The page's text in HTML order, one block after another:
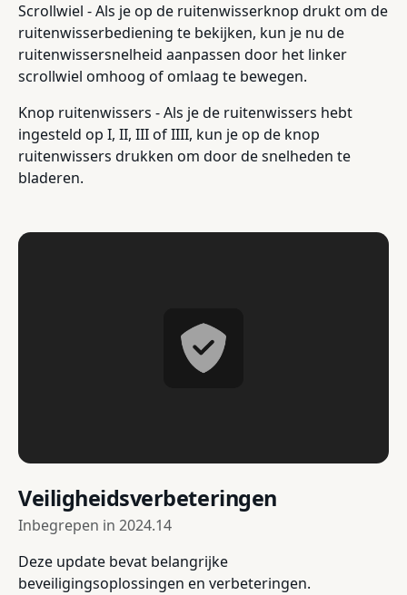
Scrollwiel - Als je op de ruitenwisserknop drukt om de
ruitenwisserbediening te bekijken, kun je nu de
ruitenwissersnelheid aanpassen door het linker
scrollwiel omhoog of omlaag te bewegen.
Knop ruitenwissers - Als je de ruitenwissers hebt
ingesteld op I, II, III of IIII, kun je op de knop
ruitenwissers drukken om door de snelheden te
bladeren.
Veiligheidsverbeteringen
Inbegrepen in 2024.14
Deze update bevat belangrijke
beveiligingsoplossingen en verbeteringen.